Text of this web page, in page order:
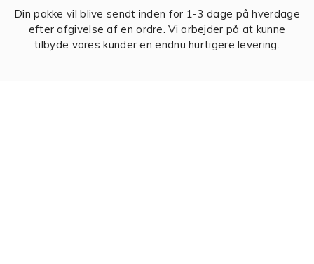
Din pakke vil blive sendt inden for 1-3 dage på hverdage
efter afgivelse af en ordre. Vi arbejder på at kunne
tilbyde vores kunder en endnu hurtigere levering.